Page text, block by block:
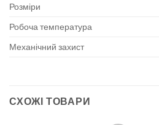
Розміри
Робоча температура
Механічний захист
СХОЖІ ТОВАРИ